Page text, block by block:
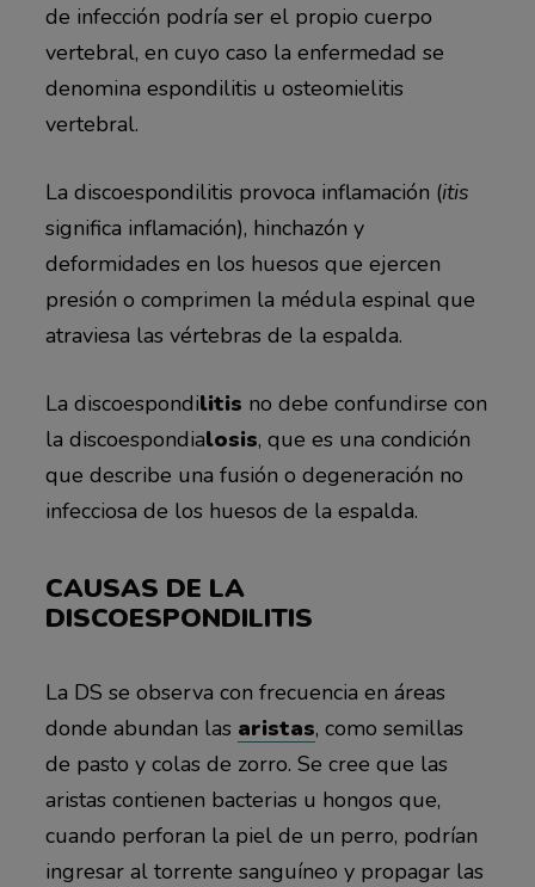
de infección podría ser el propio cuerpo
vertebral, en cuyo caso la enfermedad se
denomina espondilitis u osteomielitis
vertebral.
La discoespondilitis provoca inflamación (itis
significa inflamación), hinchazón y
deformidades en los huesos que ejercen
presión o comprimen la médula espinal que
atraviesa las vértebras de la espalda.
La discoespondilitis no debe confundirse con
la discoespondialosis, que es una condición
que describe una fusión o degeneración no
infecciosa de los huesos de la espalda.
CAUSAS DE LA
DISCOESPONDILITIS
La DS se observa con frecuencia en áreas
donde abundan las aristas, como semillas
de pasto y colas de zorro. Se cree que las
aristas contienen bacterias u hongos que,
cuando perforan la piel de un perro, podrían
ingresar al torrente sanguíneo y propagar las